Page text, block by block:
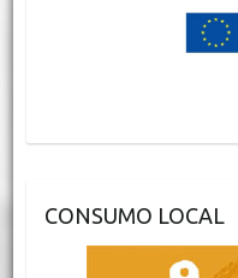
CONSUMO LOCAL